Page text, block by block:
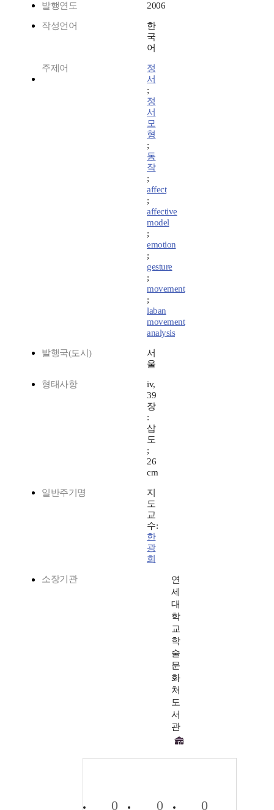
발행연도 2006
작성언어
한
국
어
주제어
정
서
;
정
서
모
형
;
동
작
;
affect
;
affective
model
;
emotion
;
gesture
;
movement
;
laban
movement
analysis
발행국(도시)
서
울
형태사항
iv,
39
장
:
삽
도
;
26
cm
일반주기명
지
도
교
수:
한
광
희
소장기관
연
세
대
학
교
학
술
문
화
처
도
서
관
0 0 0